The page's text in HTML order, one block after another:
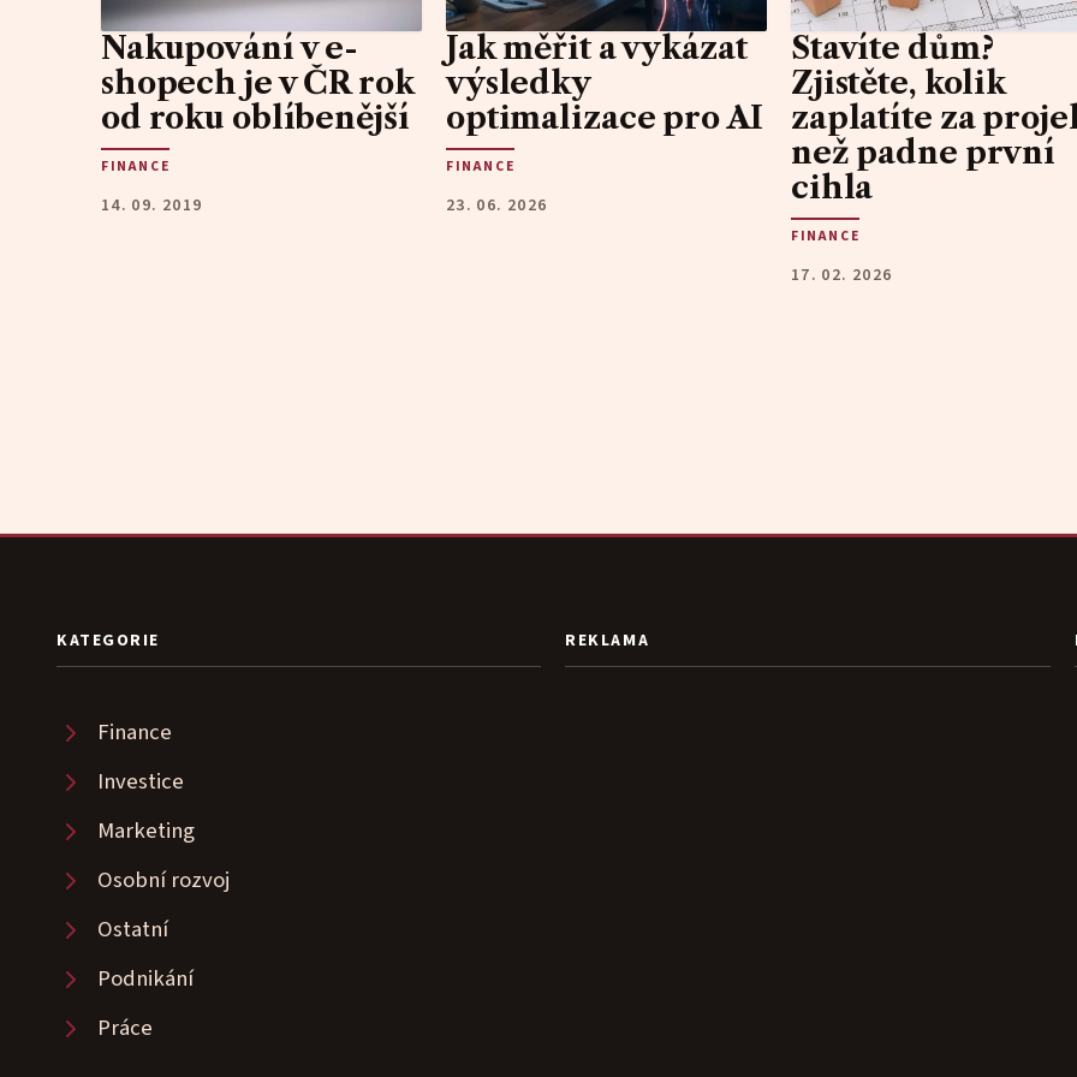
Nakupování v e-
shopech je v ČR rok
od roku oblíbenější
FINANCE
14. 09. 2019
Jak měřit a vykázat
výsledky
optimalizace pro AI
FINANCE
23. 06. 2026
Stavíte dům?
Zjistěte, kolik
zaplatíte za
než padne první
cihla
FINANCE
17. 02. 2026
KATEGORIE
Finance
Investice
Marketing
Osobní rozvoj
Ostatní
Podnikání
Práce
REKLAMA